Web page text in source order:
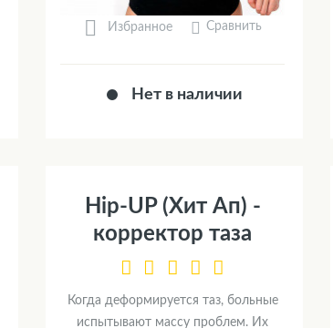
Избранное Сравнить
Нет в наличии
Hip-UP (Хит Ап) -
корректор таза
Когда деформируется таз, больные
испытывают массу проблем. Их